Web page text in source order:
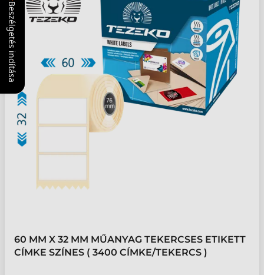
60 MM X 32 MM MŰANYAG TEKERCSES ETIKETT
CÍMKE SZÍNES ( 3400 CÍMKE/TEKERCS )
Beszélgetés indítása